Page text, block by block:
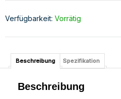
Verfügbarkeit: Vorrätig
Beschreibung Spezifikation
Beschreibung